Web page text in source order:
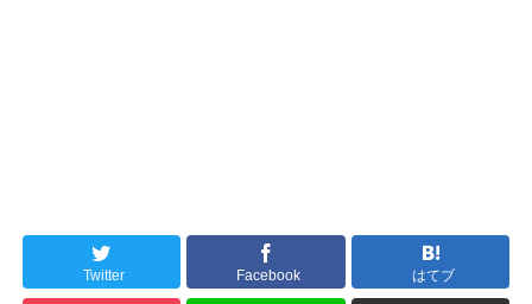
Twitter Facebook はてブ